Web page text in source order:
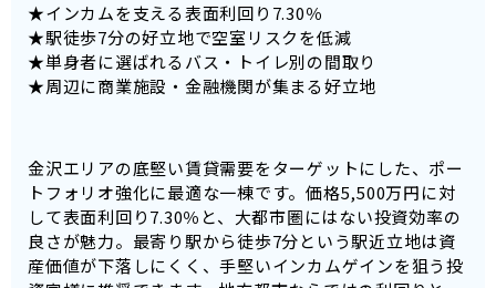
★インカムを支える表面利回り7.30％
★駅徒歩7分の好立地で空室リスクを低減
★単身者に選ばれるバス・トイレ別の間取り
★周辺に商業施設・金融機関が集まる好立地
金沢エリアの底堅い賃貸需要をターゲットにした、ポー
トフォリオ強化に最適な一棟です。価格5,500万円に対
して表面利回り7.30％と、大都市圏にはない投資効率の
良さが魅力。最寄り駅から徒歩7分という駅近立地は資
産価値が下落しにくく、手堅いインカムゲインを狙う投